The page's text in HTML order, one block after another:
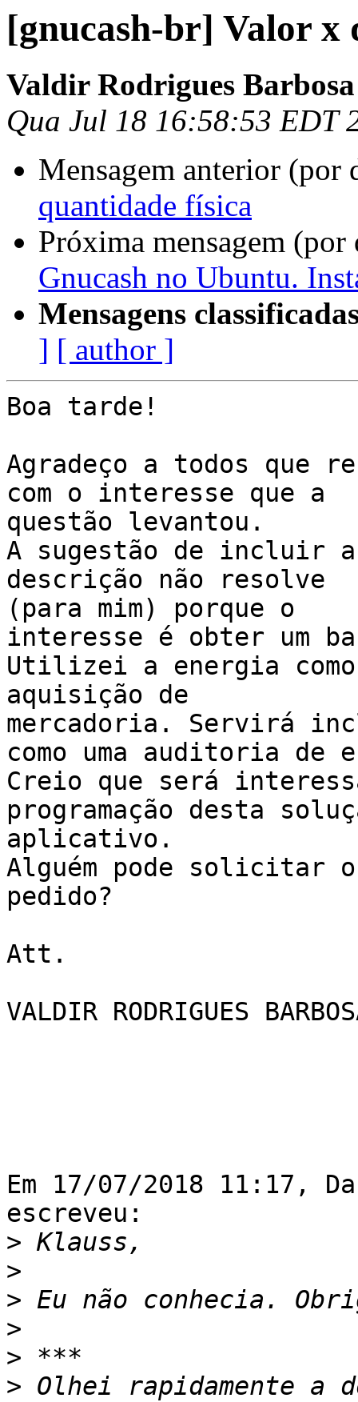
[gnucash-br] Valor x
Valdir Rodrigues Barbosa
Qua Jul 18 16:58:53 EDT
Mensagem anterior (por
quantidade física
Próxima mensagem
Gnucash no Ubuntu.
Mensagens
] [ author ]
Boa tarde!
Agradeço a todos que
com o interesse que a
questão levantou.
A sugestão de incluir a
descrição não resolve
(para mim) porque o
interesse é obter um
Utilizei a energia como
aquisição de
mercadoria. Servirá
como uma auditoria de
Creio que será
programação desta
aplicativo.
Alguém pode solicitar
pedido?
Att.
VALDIR RODRIGUES
Em 17/07/2018 11:17,
escreveu:
>
>
>
>
>
> Olhei rapidamente a